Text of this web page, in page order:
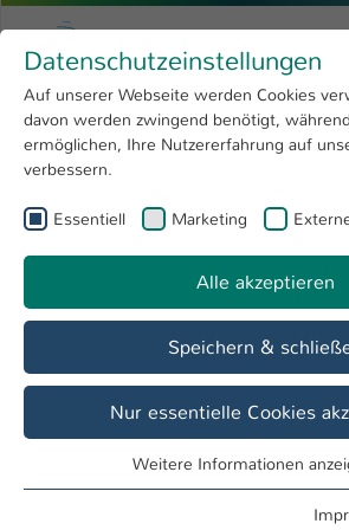
Menu
Forschung
Hochschule
International
Zum Hauptinhalt springen
Hochschule Kaiserslautern
Sie sind hier:
Studiengänge
Fachbereich
Übersicht Studieninteressierte
TAS | Weiterbildende
Datenschutzeinstellungen
Auf unserer Webseite werden Cookies
davon werden zwingend benötigt,
ermöglichen, Ihre Nutzererfahrung auf
verbessern.
Essentiell Marketing
Alle akzeptieren
Speichern &
Nur essentielle Cookies
Essentielle Cookies werden für
Weitere Informationen